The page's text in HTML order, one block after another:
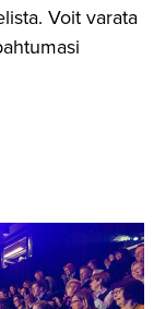
Voit varata